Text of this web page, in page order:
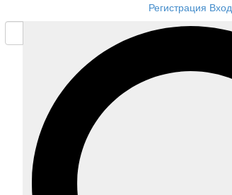
Регистрация Вход